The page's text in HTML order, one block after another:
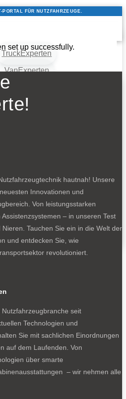
FÜR NUTZFAHRZEUGE.
TruckExperten
VanExperten
& Reports
Kontakt
set up successfully.
hautnah! Unsere
Innovationen und
Von leistungsstarken
– in unseren Test
Tauchen Sie ein in die Welt der
und entdecken Sie, wie
revolutioniert.
seit
Technologien und
Sie mit sachlichen Einordnungen
auf dem Laufenden. Von
über smarte
– wir nehmen alle